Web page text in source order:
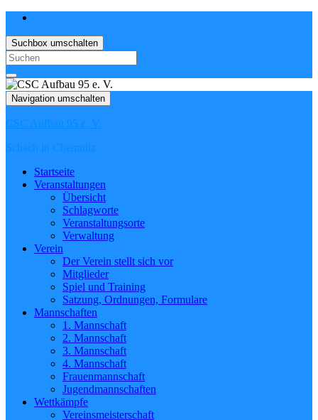
Suchbox umschalten
Search
for:
Navigation umschalten
CSC Aufbau 95 e. V.
Schach in Chemnitz
Startseite
Veranstaltungen
Übersicht
Schlagworte
Veranstaltungsorte
Verwaltung
Verein
Der Verein stellt sich vor
Mitglieder
Spiel und Training
Satzung, Ordnungen, Formulare
Mannschaften
1. Mannschaft
2. Mannschaft
3. Mannschaft
4. Mannschaft
Frauenmannschaft
Jugendmannschaften
Wettkämpfe
Vereinsmeisterschaft